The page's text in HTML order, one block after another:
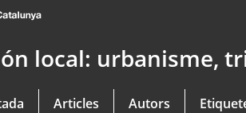
local: urbanisme,
Articles Autors